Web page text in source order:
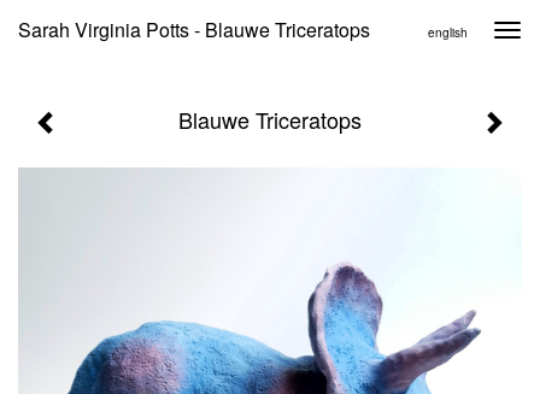
Sarah Virginia Potts - Blauwe Triceratops english
Blauwe Triceratops